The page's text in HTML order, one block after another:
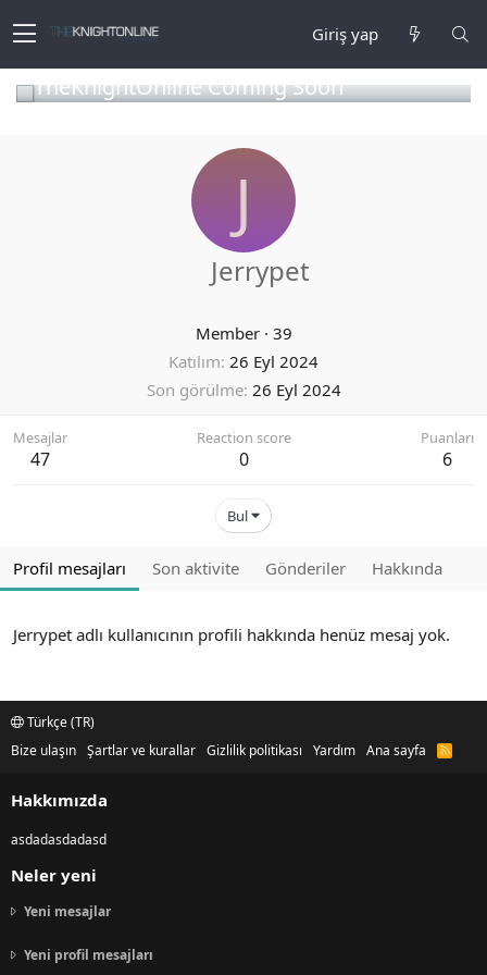
Giriş yap
TheKnightOnline Coming Soon
J
Jerrypet
Member · 39
Katılım 26 Eyl 2024
Son görülme 26 Eyl 2024
Mesajlar
47
Reaction score
0
Puanları
6
Bul
Profil mesajları Son aktivite Gönderiler Hakkında
Jerrypet adlı kullanıcının profili hakkında henüz mesaj yok.
Türkçe (TR)
Bize ulaşın Şartlar ve kurallar Gizlilik politikası Yardım Ana sayfa
R
Hakkımızda
asdadasdadasd
Neler yeni
Yeni mesajlar
Yeni profil mesajları